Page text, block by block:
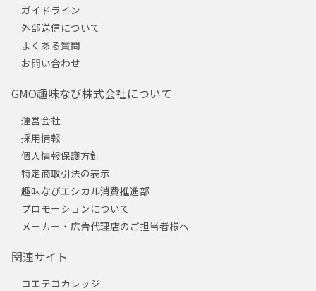
ガイドライン
外部送信について
よくある質問
お問い合わせ
GMO趣味なび株式会社について
運営会社
採用情報
個人情報保護方針
特定商取引法の表示
趣味なびエシカル消費推進部
プロモーションについて
メーカー・広告代理店のご担当者様へ
関連サイト
コエテコカレッジ